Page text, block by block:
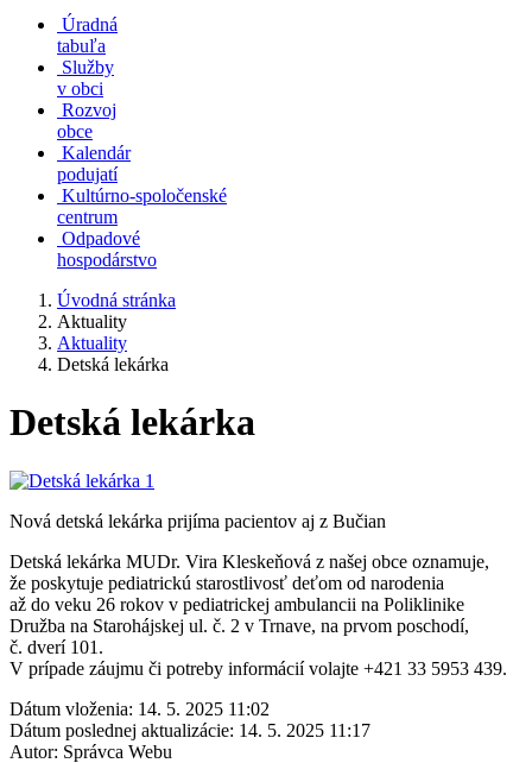
Úradná
tabuľa
Služby
v obci
Rozvoj
obce
Kalendár
podujatí
Kultúrno-spoločenské
centrum
Odpadové
hospodárstvo
Úvodná stránka
Aktuality
Aktuality
Detská lekárka
Detská lekárka
Nová detská lekárka prijíma pacientov aj z Bučian
Detská lekárka MUDr. Vira Kleskeňová z našej obce oznamuje,
že poskytuje pediatrickú starostlivosť deťom od narodenia
až do veku 26 rokov v pediatrickej ambulancii na Poliklinike
Družba na Starohájskej ul. č. 2 v Trnave, na prvom poschodí,
č. dverí 101.
V prípade záujmu či potreby informácií volajte +421 33 5953 439.
Dátum vloženia: 14. 5. 2025 11:02
Dátum poslednej aktualizácie: 14. 5. 2025 11:17
Autor: Správca Webu